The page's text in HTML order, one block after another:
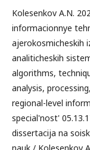
Kolesenkov A.N.
informacionnye
ajerokosmicheskih
analiticheskih
algorithms,
analysis,
regional-level
special'nost'
dissertacija na